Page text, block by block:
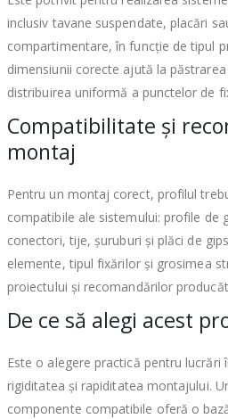
inclusiv tavane suspendate, placări
compartimentare, în funcție de tipul
dimensiunii corecte ajută la
distribuirea uniformă a punctelor de
Compatibilitate și
montaj
Pentru un montaj corect, profilul
compatibile ale sistemului: profile de
conectori, tije, șuruburi și plăci de
elemente, tipul fixărilor și grosimea
proiectului și recomandărilor
De ce să alegi acest
Este o alegere practică pentru lucrări
rigiditatea și rapiditatea montajului.
componente compatibile oferă o